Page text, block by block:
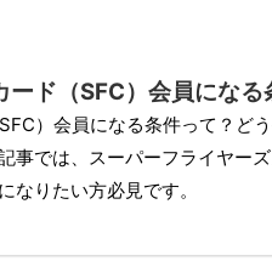
ド（SFC）会員になる
）会員になる条件って？ど
事では、スーパーフライヤー
なりたい方必見です。